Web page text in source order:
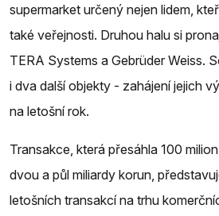
supermarket určený nejen lidem,
také veřejnosti. Druhou halu si
TERA Systems a Gebrüder Weiss.
i dva další objekty - zahájení jejich
na letošní rok.
Transakce, která přesáhla 100
dvou a půl miliardy korun,
letošních transakcí na trhu